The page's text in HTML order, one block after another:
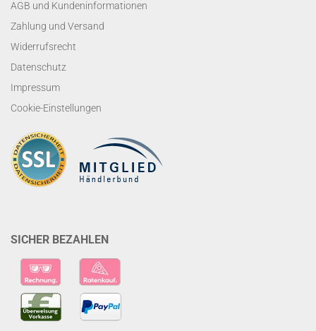
AGB und Kundeninformationen
Zahlung und Versand
Widerrufsrecht
Datenschutz
Impressum
Cookie-Einstellungen
SICHER BEZAHLEN